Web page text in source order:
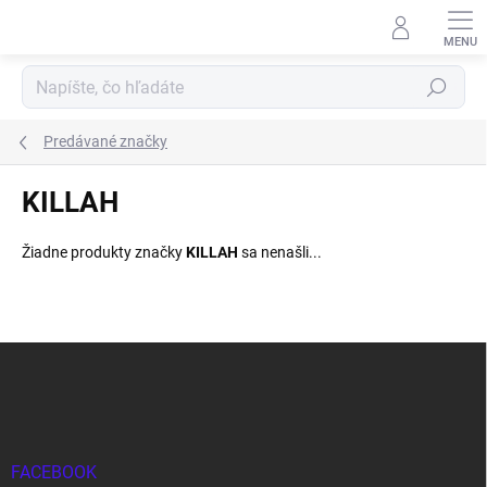
Hľadať
Predávané značky
KILLAH
Žiadne produkty značkyKILLAH sa nenašli...
FACEBOOK